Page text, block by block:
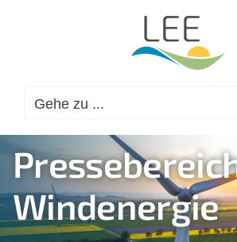
Gehe zu ...
Windenergie